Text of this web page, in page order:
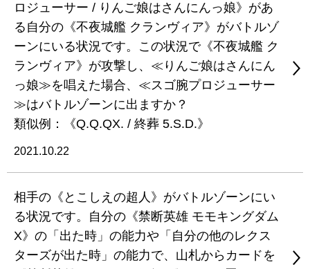
ロジューサー / りんご娘はさんにんっ娘》があ
る自分の《不夜城艦 クランヴィア》がバトルゾ
ーンにいる状況です。この状況で《不夜城艦 ク
ランヴィア》が攻撃し、≪りんご娘はさんにん
っ娘≫を唱えた場合、≪スゴ腕プロジューサー
≫はバトルゾーンに出ますか？
類似例：《Q.Q.QX. / 終葬 5.S.D.》
2021.10.22
相手の《とこしえの超人》がバトルゾーンにい
る状況です。自分の《禁断英雄 モモキングダム
X》の「出た時」の能力や「自分の他のレクス
ターズが出た時」の能力で、山札からカードを